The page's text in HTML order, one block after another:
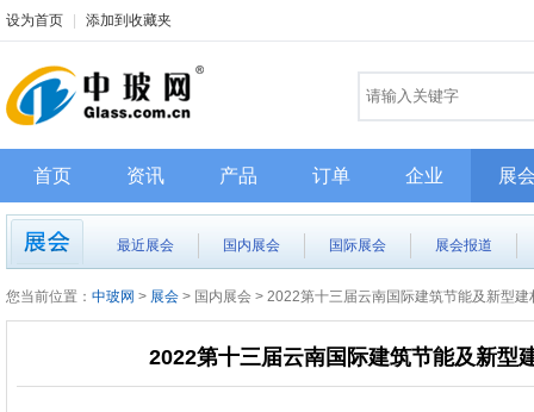
设为首页 添加到收藏夹
首页 资讯 产品 订单 企业 展
最近展会 国内展会 国际展会 展会报道
您当前位置： 中玻网 > 展会 > 国内展会 > 2022第十三届云南国际建筑节能及新型建
2022第十三届云南国际建筑节能及新型